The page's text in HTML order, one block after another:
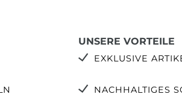
UNSERE VORTEILE
EXKLUSIVE
NACHHALTIGES